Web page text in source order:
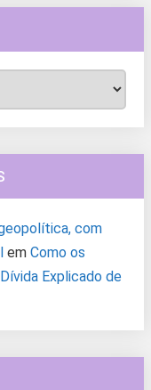
geopolítica, com
em Como os
Explicado de